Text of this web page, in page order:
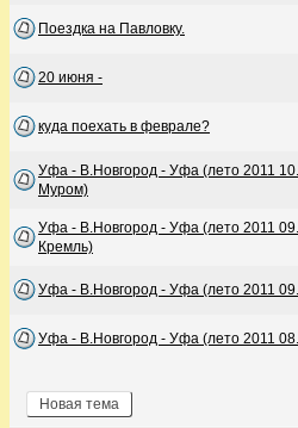
Поездка на Павловку.
20 июня -
куда поехать в феврале?
Уфа - В.Новгород - Уфа (лето 2011
Муром)
Уфа - В.Новгород - Уфа (лето 2011
Кремль)
Уфа - В.Новгород - Уфа (лето 2011
Уфа - В.Новгород - Уфа (лето 2011
Новая тема